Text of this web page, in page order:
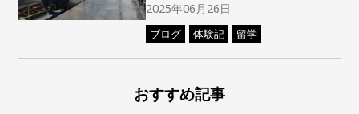
2025年06月26日
ブログ 体験記 留学
おすすめ記事